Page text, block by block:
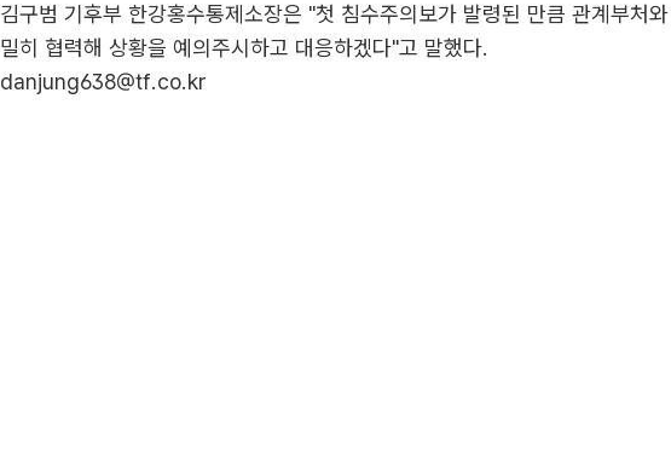
김구범 기후부 한강홍수통제소장은 "첫 침수주의보가 발령된 만큼 관계부처
밀히 협력해 상황을 예의주시하고 대응하겠다"고 말했다.
danjung638@tf.co.kr